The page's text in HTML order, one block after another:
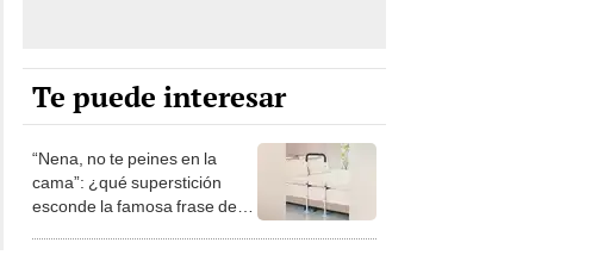
Te puede interesar
“Nena, no te peines en la
cama”: ¿qué superstición
esconde la famosa frase de